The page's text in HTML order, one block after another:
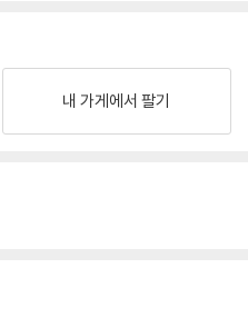
내 가게에서 팔기